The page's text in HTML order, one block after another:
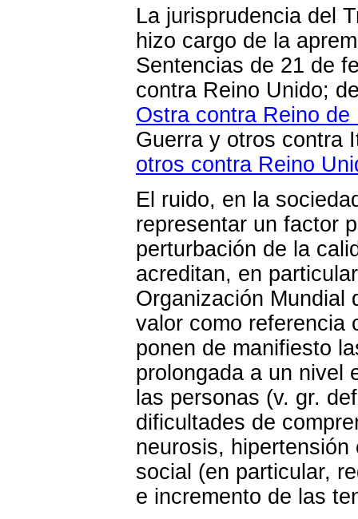
La jurisprudencia del
hizo cargo de la
Sentencias de 21 de
contra Reino Unido;
Ostra contra Reino de
Guerra y otros contra
otros contra Reino
El ruido, en la
representar un factor
perturbación de la
acreditan, en
Organización Mundial
valor como referencia
ponen de manifiesto
prolongada a un nivel
las personas (v. gr.
dificultades de
neurosis,
social (en particular,
e incremento de las